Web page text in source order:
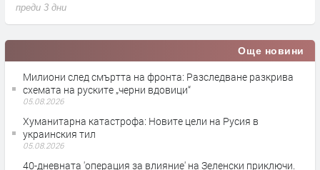
преди 3 дни
Още новини
Милиони след смъртта на фронта: Разследване разкрива
схемата на руските „черни вдовици“
05.08.2026
Хуманитарна катастрофа: Новите цели на Русия в
украинския тил
05.08.2026
40-дневната 'операция за влияние' на Зеленски приключи.